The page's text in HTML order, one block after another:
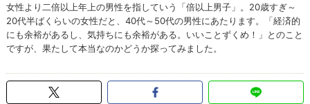
女性より二倍以上年上の男性を指していう「倍以上男子」。20歳すぎ～
20代半ばくらいの女性だと、40代～50代の男性にあたります。「経済的
にも余裕があるし、気持ちにも余裕がある。いいことずくめ！」とのこと
ですが、果たして本当なのかどうか探ってみました。